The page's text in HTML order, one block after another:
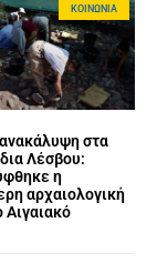
ΚΟΙΝΩΝΊΑ
στα
Λέσβου:
η
αρχαιολογική
Αιγαιακό